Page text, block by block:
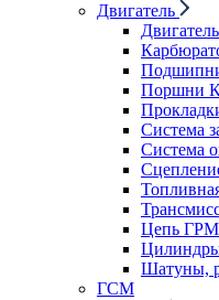
Двигатель
Поршни
Система
Система
Цепь ГРМ
Шатуны,
ГСМ